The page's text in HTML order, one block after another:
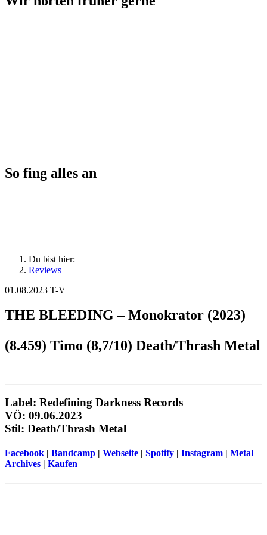
So fing alles an
Du bist hier:
Reviews
01.08.2023 T-V
THE BLEEDING – Monokrator (2023)
(8.459) Timo (8,7/10) Death/Thrash Metal
Label: Redefining Darkness Records
VÖ: 09.06.2023
Stil: Death/Thrash Metal
Facebook | Bandcamp | Webseite | Spotify | Instagram | Metal
Archives | Kaufen